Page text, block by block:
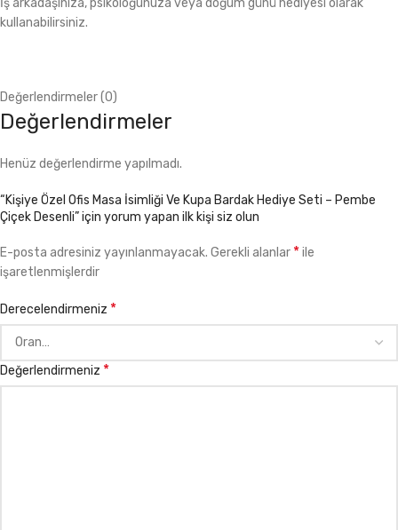
İş arkadaşınıza, psikoloğunuza veya doğum günü hediyesi olarak
kullanabilirsiniz.
Değerlendirmeler (0)
Değerlendirmeler
Henüz değerlendirme yapılmadı.
“Kişiye Özel Ofis Masa İsimliği Ve Kupa Bardak Hediye Seti – Pembe
Çiçek Desenli” için yorum yapan ilk kişi siz olun
E-posta adresiniz yayınlanmayacak. Gerekli alanlar *ile
işaretlenmişlerdir
Derecelendirmeniz *
Değerlendirmeniz *